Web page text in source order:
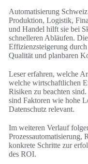
Automatisierung
Produktion, Logistik,
und Handel hilft sie bei
schnelleren Abläufen.
Effizienzsteigerung
Qualität und planbaren
Leser erfahren, welche
welche wirtschaftlichen
Risiken zu beachten
sind Faktoren wie hohe
Datenschutz relevant.
Im weiteren Verlauf
konkrete Schritte zur
des ROI.